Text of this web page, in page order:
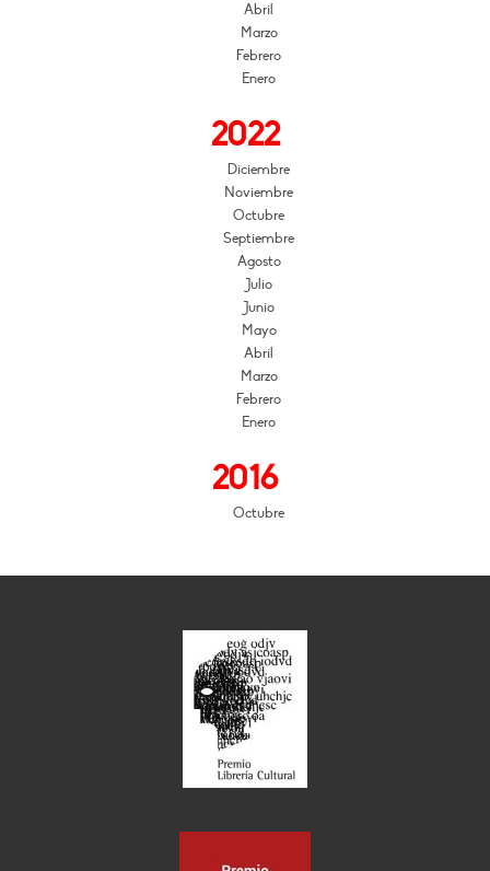
Abril
Marzo
Febrero
Enero
2022
Diciembre
Noviembre
Octubre
Septiembre
Agosto
Julio
Junio
Mayo
Abril
Marzo
Febrero
Enero
2016
Octubre